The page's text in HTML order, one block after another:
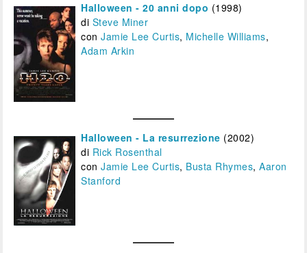
Halloween - 20 anni dopo (1998)
di Steve Miner
conJamie Lee Curtis, Michelle Williams,
Adam Arkin
Halloween - La resurrezione (2002)
di Rick Rosenthal
conJamie Lee Curtis, Busta Rhymes,Aaron
Stanford